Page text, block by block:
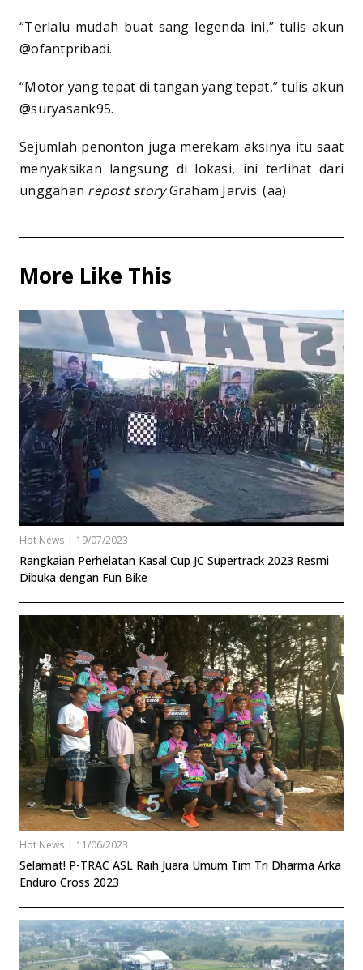
“Terlalu mudah buat sang legenda ini,” tulis akun
@ofantpribadi.
“Motor yang tepat di tangan yang tepat,” tulis akun
@suryasank95.
Sejumlah penonton juga merekam aksinya itu saat
menyaksikan langsung di lokasi, ini terlihat dari
unggahan repost storyGraham Jarvis. (aa)
More Like This
Hot News | 19/07/2023
Rangkaian Perhelatan Kasal Cup JC Supertrack 2023 Resmi
Dibuka dengan Fun Bike
Hot News | 11/06/2023
Selamat! P-TRAC ASL Raih Juara Umum Tim Tri Dharma Arka
Enduro Cross 2023